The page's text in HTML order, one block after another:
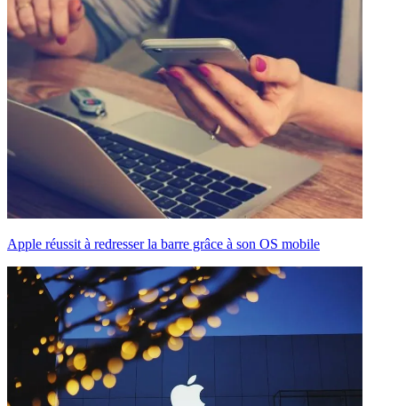
Apple réussit à redresser la barre grâce à son OS mobile